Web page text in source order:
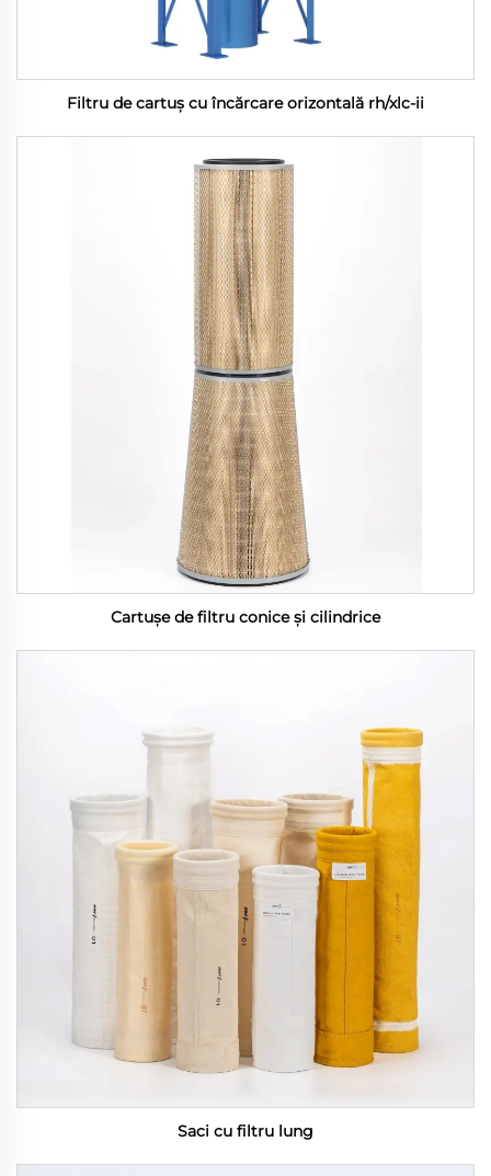
Filtru de cartuș cu încărcare orizontală rh/xlc-ii
Cartușe de filtru conice și cilindrice
Saci cu filtru lung